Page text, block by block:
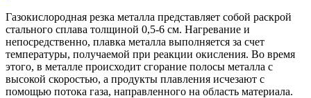
Газокислородная резка металла представляет собой раскрой
стального сплава толщиной 0,5-6 см. Нагревание и
непосредственно, плавка металла выполняется за счет
температуры, получаемой при реакции окисления. Во время
этого, в металле происходит сгорание полосы металла с
высокой скоростью, а продукты плавления исчезают с
помощью потока газа, направленного на область материала.